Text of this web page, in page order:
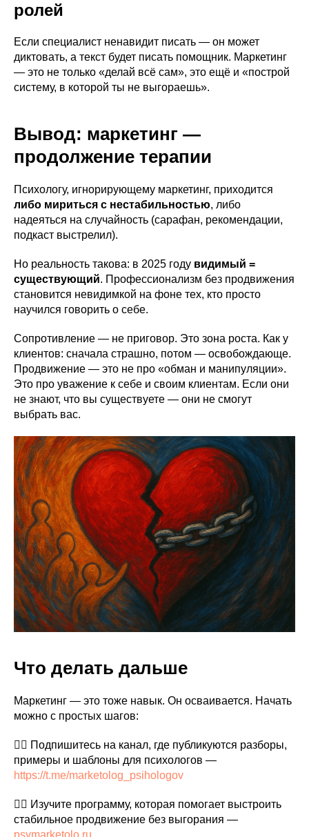
ролей
Если специалист ненавидит писать — он может
диктовать, а текст будет писать помощник. Маркетинг
— это не только «делай всё сам», это ещё и «построй
систему, в которой ты не выгораешь».
Вывод: маркетинг —
продолжение терапии
Психологу, игнорирующему маркетинг, приходится
либо мириться с нестабильностью, либо
надеяться на случайность (сарафан, рекомендации,
подкаст выстрелил).
Но реальность такова: в 2025 году видимый =
существующий. Профессионализм без продвижения
становится невидимкой на фоне тех, кто просто
научился говорить о себе.
Сопротивление — не приговор. Это зона роста. Как у
клиентов: сначала страшно, потом — освобождающе.
Продвижение — это не про «обман и манипуляции».
Это про уважение к себе и своим клиентам. Если они
не знают, что вы существуете — они не смогут
выбрать вас.
Что делать дальше
Маркетинг — это тоже навык. Он осваивается. Начать
можно с простых шагов:
👉🏼 Подпишитесь на канал, где публикуются разборы,
примеры и шаблоны для психологов —
https://t.me/marketolog_psihologov
👉🏼 Изучите программу, которая помогает выстроить
стабильное продвижение без выгорания —
psymarketolo.ru